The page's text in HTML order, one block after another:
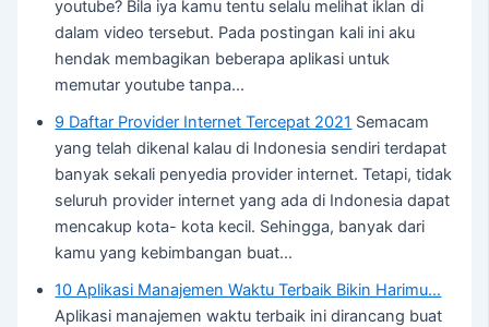
youtube? Bila iya kamu tentu selalu melihat iklan di
dalam video tersebut. Pada postingan kali ini aku
hendak membagikan beberapa aplikasi untuk
memutar youtube tanpa…
9 Daftar Provider Internet Tercepat 2021 Semacam
yang telah dikenal kalau di Indonesia sendiri terdapat
banyak sekali penyedia provider internet. Tetapi, tidak
seluruh provider internet yang ada di Indonesia dapat
mencakup kota- kota kecil. Sehingga, banyak dari
kamu yang kebimbangan buat…
10 Aplikasi Manajemen Waktu Terbaik Bikin Harimu…
Aplikasi manajemen waktu terbaik ini dirancang buat